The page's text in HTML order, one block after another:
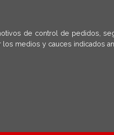
de control de pedidos,
medios y cauces indicados